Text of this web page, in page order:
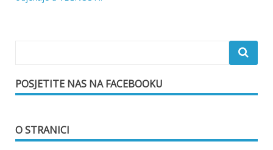
POSJETITE NAS NA FACEBOOKU
O STRANICI